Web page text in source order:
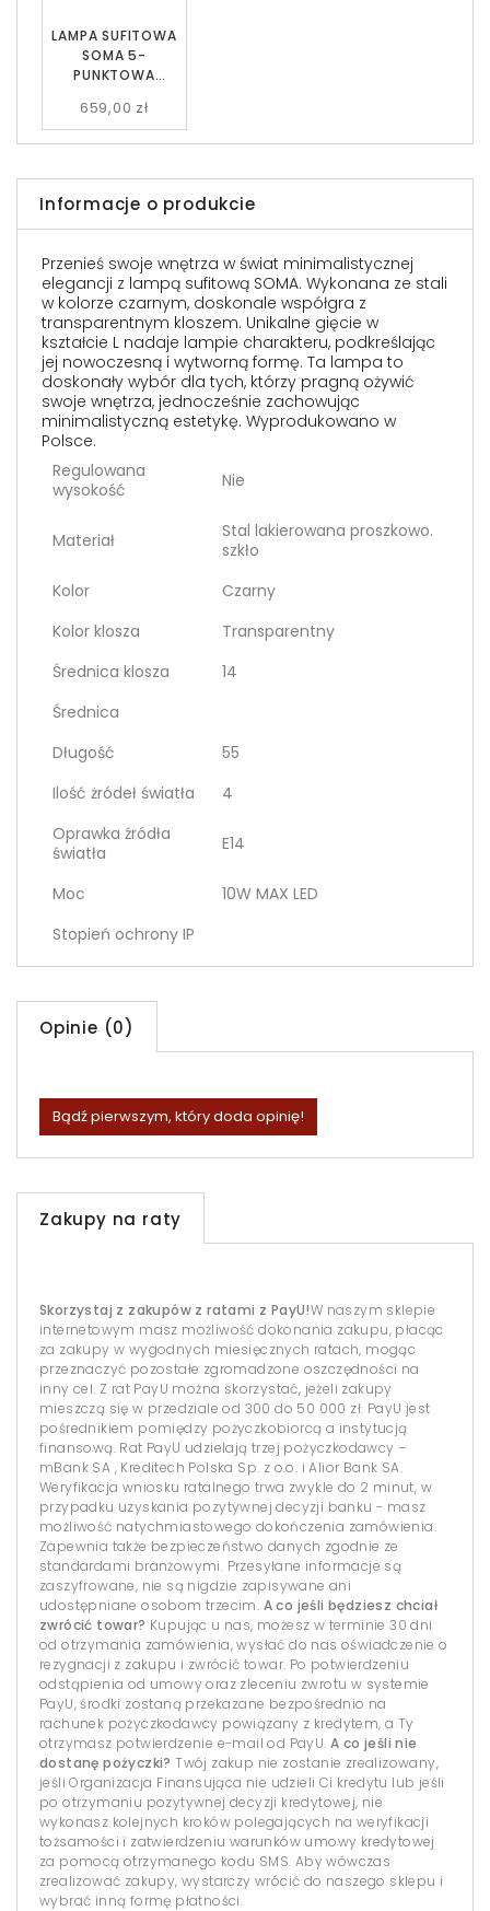
LAMPA SUFITOWA
SOMA 5-
PUNKTOWA
PRZEZROCZYSTA
EMIBIG
659,00 zł
Informacje o produkcie
Przenieś swoje wnętrza w świat minimalistycznej
elegancji z lampą sufitową SOMA. Wykonana ze stali
w kolorze czarnym, doskonale współgra z
transparentnym kloszem. Unikalne gięcie w
kształcie L nadaje lampie charakteru, podkreślając
jej nowoczesną i wytworną formę. Ta lampa to
doskonały wybór dla tych, którzy pragną ożywić
swoje wnętrza, jednocześnie zachowując
minimalistyczną estetykę. Wyprodukowano w
Polsce.
Regulowana
wysokość
Nie
Materiał
Stal lakierowana proszkowo.
szkło
Kolor
Czarny
Kolor klosza
Transparentny
Średnica klosza
14
Średnica
Długość
55
Ilość żródeł światła
4
Oprawka źródła
światła
E14
Moc
10W MAX LED
Stopień ochrony IP
Opinie (0)
Bądź pierwszym, który doda opinię!
Zakupy na raty
Skorzystaj z zakupów z ratami z PayU!W naszym sklepie
internetowym masz możliwość dokonania zakupu, płacąc
za zakupy w wygodnych miesięcznych ratach, mogąc
przeznaczyć pozostałe zgromadzone oszczędności na
inny cel. Z rat PayU można skorzystać, jeżeli zakupy
mieszczą się w przedziale od 300 do 50 000 zł. PayU jest
pośrednikiem pomiędzy pożyczkobiorcą a instytucją
finansową. Rat PayU udzielają trzej pożyczkodawcy –
mBank SA , Kreditech Polska Sp. z o.o. i Alior Bank SA.
Weryfikacja wniosku ratalnego trwa zwykle do 2 minut, w
przypadku uzyskania pozytywnej decyzji banku - masz
możliwość natychmiastowego dokończenia zamówienia.
Zapewnia także bezpieczeństwo danych zgodnie ze
standardami branżowymi. Przesyłane informacje są
zaszyfrowane, nie są nigdzie zapisywane ani
udostępniane osobom trzecim. A co jeśli będziesz chciał
zwrócić towar? Kupując u nas, możesz w terminie 30 dni
od otrzymania zamówienia, wysłać do nas oświadczenie o
rezygnacji z zakupu i zwrócić towar. Po potwierdzeniu
odstąpienia od umowy oraz zleceniu zwrotu w systemie
PayU, środki zostaną przekazane bezpośrednio na
rachunek pożyczkodawcy powiązany z kredytem, a Ty
otrzymasz potwierdzenie e-mail od PayU. A co jeśli nie
dostanę pożyczki? Twój zakup nie zostanie zrealizowany,
jeśli Organizacja Finansująca nie udzieli Ci kredytu lub jeśli
po otrzymaniu pozytywnej decyzji kredytowej, nie
wykonasz kolejnych kroków polegających na weryfikacji
tożsamości i zatwierdzeniu warunków umowy kredytowej
za pomocą otrzymanego kodu SMS. Aby wówczas
zrealizować zakupy, wystarczy wrócić do naszego sklepu i
wybrać inną formę płatności.